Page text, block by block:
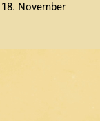
November